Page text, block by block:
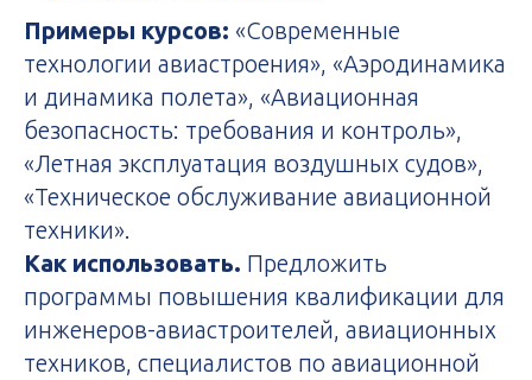
Примеры курсов: «Современные
технологии авиастроения», «Аэродинамика
и динамика полета», «Авиационная
безопасность: требования и контроль»,
«Летная эксплуатация воздушных судов»,
«Техническое обслуживание авиационной
техники».
Как использовать. Предложить
программы повышения квалификации для
инженеров-авиастроителей, авиационных
техников, специалистов по авиационной